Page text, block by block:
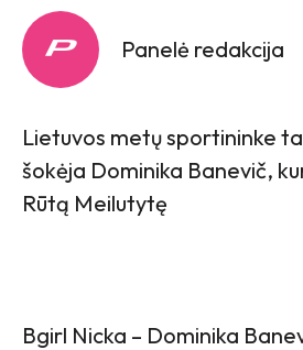
Panelė redakcija
Lietuvos metų sportininke
šokėja Dominika Banevič,
Rūtą Meilutytę
Bgirl Nicka – Dominika